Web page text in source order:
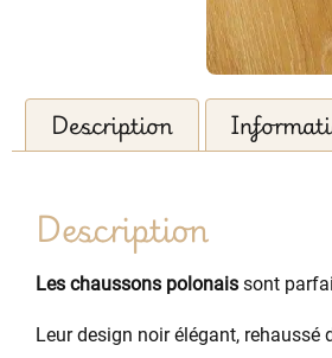
Description
Description
Les chaussons polonais sont
Leur design noir élégant, rehaussé